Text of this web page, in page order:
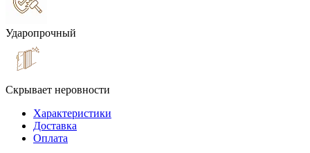
Ударопрочный
Скрывает неровности
Характеристики
Доставка
Оплата